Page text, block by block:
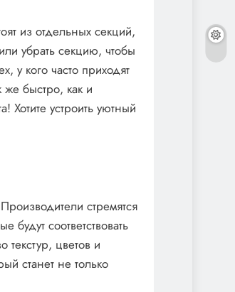
из отдельных секций,
убрать секцию, чтобы
у кого часто приходят
быстро, как и
устроить уютный
стремятся
соответствовать
цветов и
станет не только